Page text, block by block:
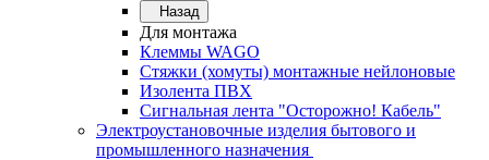
Назад
Для монтажа
Клеммы WAGO
Стяжки (хомуты) монтажные нейлоновые
Изолента ПВХ
Сигнальная лента "Осторожно! Кабель"
Электроустановочные изделия бытового и
промышленного назначения